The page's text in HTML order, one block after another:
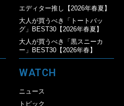
エディター推し【2026年春夏】
大人が買うべき「トートバッ
グ」BEST30【2026年春夏】
大人が買うべき「黒スニーカ
ー」BEST30【2026年春】
WATCH
ニュース
トピック